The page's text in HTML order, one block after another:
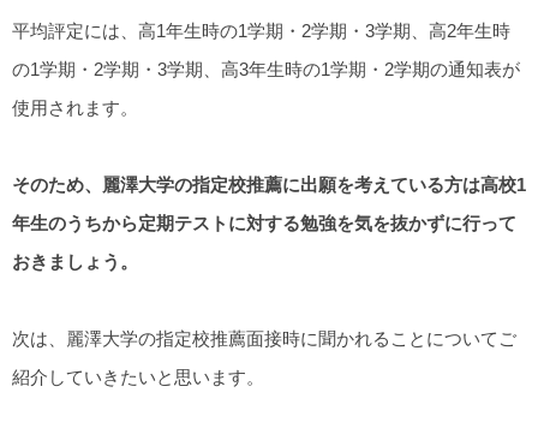
平均評定には、高1年生時の1学期・2学期・3学期、高2年生時
の1学期・2学期・3学期、高3年生時の1学期・2学期の通知表が
使用されます。
そのため、麗澤大学の指定校推薦に出願を考えている方は高校1
年生のうちから定期テストに対する勉強を気を抜かずに行って
おきましょう。
次は、麗澤大学の指定校推薦面接時に聞かれることについてご
紹介していきたいと思います。